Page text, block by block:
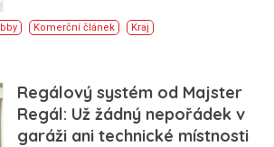
Komerční článek Kraj
Regálový systém od Majster
Regál: Už žádný nepořádek v
garáži ani technické místnosti